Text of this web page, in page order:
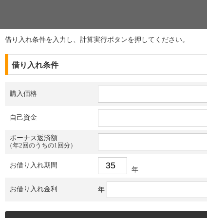
借り入れ条件を入力し、計算実行ボタンを押してください。
借り入れ条件
購入価格
自己資金
ボーナス返済額
（年2回のうちの1回分）
お借り入れ期間
年
お借り入れ金利 年